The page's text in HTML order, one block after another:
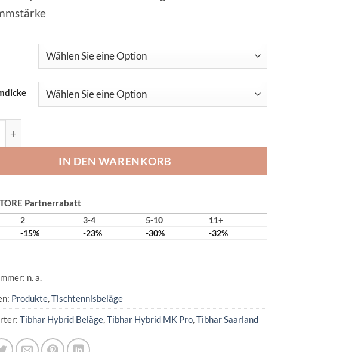
MK Pro Menge
IN DEN WARENKORB
Partnerrabatt
2 3-4 5-10
11+
-15% -23% -30% -32%
n. a.
Produkte,Tischtennisbeläge
Tibhar Hybrid Beläge,Tibhar Hybrid MK Pro,Tibhar Saarland